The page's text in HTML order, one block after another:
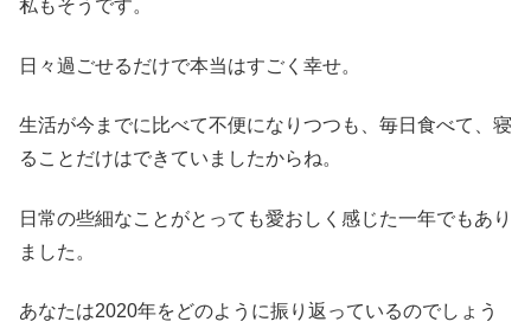
私もそうです。
日々過ごせるだけで本当はすごく幸せ。
生活が今までに比べて不便になりつつも、毎日食べて、寝
ることだけはできていましたからね。
日常の些細なことがとっても愛おしく感じた一年でもあり
ました。
あなたは2020年をどのように振り返っているのでしょう